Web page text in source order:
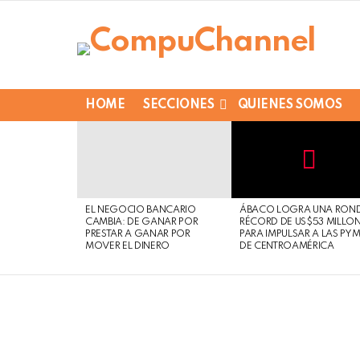
HOME SECCIONES QUIENES SOMOS
EL NEGOCIO BANCARIO
CAMBIA: DE GANAR POR
PRESTAR A GANAR POR
MOVER EL DINERO
Safe
For
Work
view
this
post
ÁBACO LOGRA UNA
RÉCORD DE US$53
PARA IMPULSAR A LAS
DE CENTROAMÉRICA